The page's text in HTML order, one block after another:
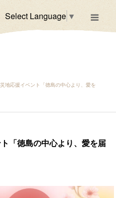
Select Language ▼
地応援イベント「徳島の中心より、愛を
ト「徳島の中心より、愛を届